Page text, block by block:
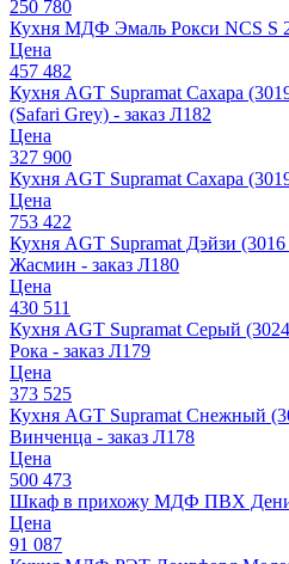
250 780
Кухня МДФ Эмаль Рокси NCS S
Цена
457 482
Кухня AGT Supramat Сахара
(Safari Grey) - заказ Л182
Цена
327 900
Кухня AGT Supramat Сахара
Цена
753 422
Кухня AGT Supramat Дэйзи
Жасмин - заказ Л180
Цена
430 511
Кухня AGT Supramat Серый
Рока - заказ Л179
Цена
373 525
Кухня AGT Supramat Снежный
Винченца - заказ Л178
Цена
500 473
Шкаф в прихожу МДФ ПВХ
Цена
91 087